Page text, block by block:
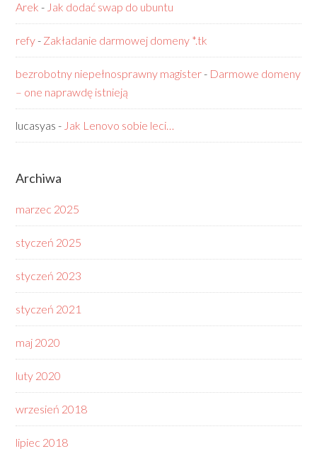
Arek - Jak dodać swap do ubuntu
refy- Zakładanie darmowej domeny *.tk
bezrobotny niepełnosprawny magister- Darmowe domeny
– one naprawdę istnieją
lucasyas - Jak Lenovo sobie leci…
Archiwa
marzec 2025
styczeń 2025
styczeń 2023
styczeń 2021
maj 2020
luty 2020
wrzesień 2018
lipiec 2018